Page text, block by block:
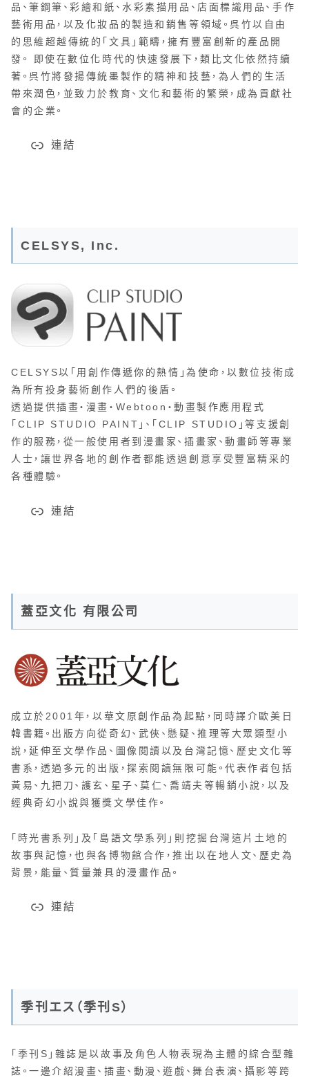
品、筆鋼筆、彩繪和紙、水彩素描用品、店面標識用品、手作
藝術用品，以及化妝品的製造和銷售等領域。呉竹以自由
的思維超越傳統的「文具」範疇，擁有豐富創新的產品開
發。 即使在數位化時代的快速發展下，類比文化依然持續
著。呉竹將發揚傳統墨製作的精神和技藝，為人們的生活
帶來潤色，並致力於教育、文化和藝術的繁榮，成為貢獻社
會的企業。
連結
CELSYS, Inc.
CELSYS以「用創作傳遞你的熱情」為使命，以數位技術成
為所有投身藝術創作人們的後盾。
透過提供插畫・漫畫・Webtoon・動畫製作應用程式
「CLIP STUDIO PAINT」、「CLIP STUDIO」等支援創
作的服務，從一般使用者到漫畫家、插畫家、動畫師等專業
人士，讓世界各地的創作者都能透過創意享受豐富精采的
各種體驗。
連結
蓋亞文化 有限公司
成立於2001年，以華文原創作品為起點，同時譯介歐美日
韓書籍。出版方向從奇幻、武俠、懸疑、推理等大眾類型小
說，延伸至文學作品、圖像閱讀以及台灣記憶、歷史文化等
書系，透過多元的出版，探索閱讀無限可能。代表作者包括
黃易、九把刀、護玄、星子、莫仁、喬靖夫等暢銷小說，以及
經典奇幻小說與獲獎文學佳作。
「時光書系列」及「島語文學系列」則挖掘台灣這片土地的
故事與記憶，也與各博物館合作，推出以在地人文、歷史為
背景，能量、質量兼具的漫畫作品。
連結
季刊エス（季刊S）
「季刊S」雜誌是以故事及角色人物表現為主體的綜合型雜
誌。一邊介紹漫畫、插畫、動漫、遊戲、舞台表演、攝影等跨